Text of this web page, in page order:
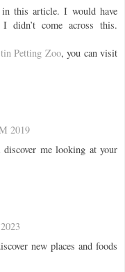
in this article. I would have
didn’t come across this.
Petting Zoo, you can visit
2019
discover me looking at your
new places and foods